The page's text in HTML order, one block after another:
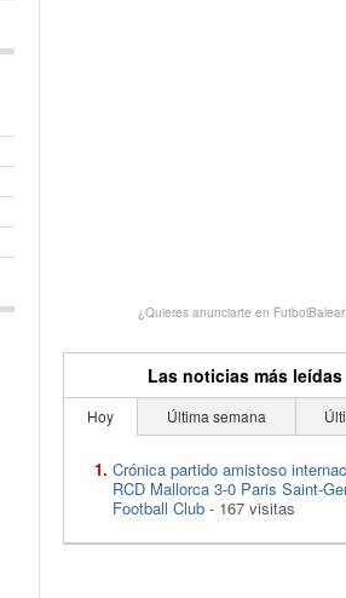
¿Quieres anunciarte en
Las noticias más leídas
Hoy Última semana
Crónica partido amistoso
RCD Mallorca 3-0 Paris Saint-
Football Club - 167 visitas